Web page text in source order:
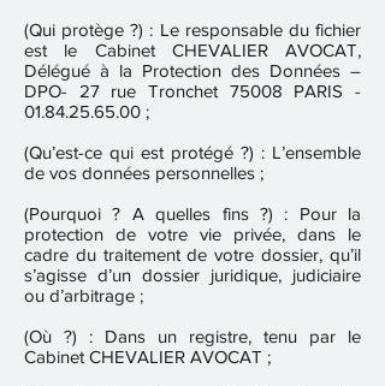
(Qui protège ?) : Le responsable du fichier
est le Cabinet CHEVALIER AVOCAT,
Délégué à la Protection des Données –
DPO- 27 rue Tronchet 75008 PARIS -
01.84.25.65.00 ;
(Qu’est-ce qui est protégé ?) : L’ensemble
de vos données personnelles ;
(Pourquoi ? A quelles fins ?) : Pour la
protection de votre vie privée, dans le
cadre du traitement de votre dossier, qu’il
s’agisse d’un dossier juridique, judiciaire
ou d’arbitrage ;
(Où ?) : Dans un registre, tenu par le
Cabinet CHEVALIER AVOCAT ;